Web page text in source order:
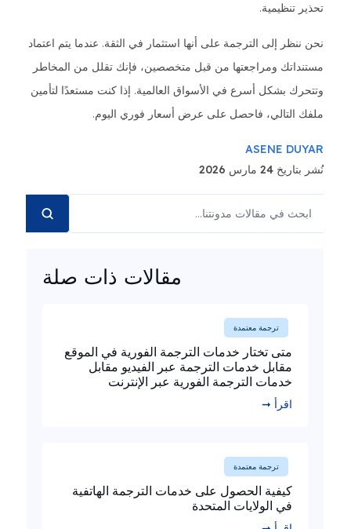
تحذير تنظيمية.
نحن ننظر إلى الترجمة على أنها استثمار في الثقة. عندما يتم اعتماد
مستنداتك ومراجعتها من قبل متخصصين، فإنك تقلل من المخاطر
وتتحرك بشكل أسرع في الأسواق العالمية. إذا كنت مستعدًا لتأمين
ملفك التالي، فاحصل على عرض أسعار فوري اليوم.
ASENE DUYAR
نُشر بتاريخ 24 مارس 2026
مقالات ذات صلة
ترجمة معتمدة
متى تختار خدمات الترجمة الفورية في الموقع
مقابل خدمات الترجمة عبر الفيديو مقابل
خدمات الترجمة الفورية عبر الإنترنت
اقرأ ➞
ترجمة معتمدة
كيفية الحصول على خدمات الترجمة الهاتفية
في الولايات المتحدة